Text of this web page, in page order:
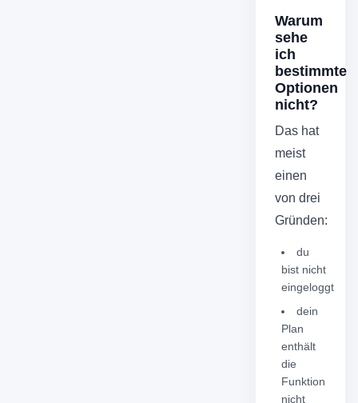
Warum
sehe
ich
bestimmte
Optionen
nicht?
Das hat
meist
einen
von drei
Gründen:
du
bist nicht
eingeloggt
dein
Plan
enthält
die
Funktion
nicht